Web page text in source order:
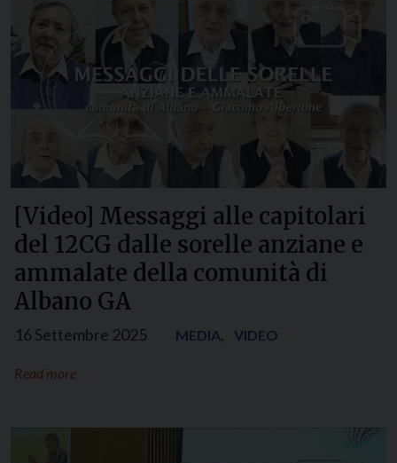
[Video] Messaggi alle capitolari
del 12CG dalle sorelle anziane e
ammalate della comunità di
Albano GA
16 Settembre 2025 MEDIA, VIDEO
Read more